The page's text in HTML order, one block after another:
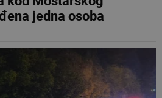
jedna osoba